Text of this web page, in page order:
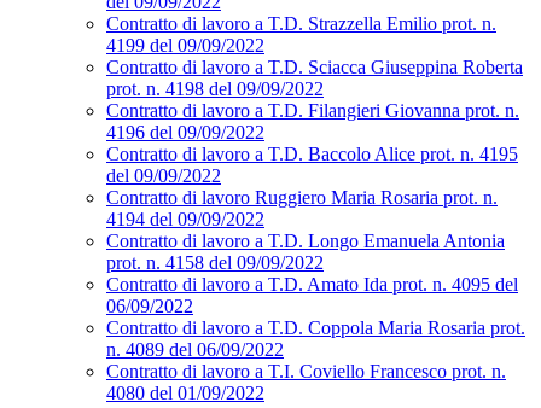
Contratto di lavoro a T.D. Strazzella Emilio prot. n.
4199 del 09/09/2022
Contratto di lavoro a T.D. Sciacca Giuseppina Roberta
prot. n. 4198 del 09/09/2022
Contratto di lavoro a T.D. Filangieri Giovanna prot. n.
4196 del 09/09/2022
Contratto di lavoro a T.D. Baccolo Alice prot. n. 4195
del 09/09/2022
Contratto di lavoro Ruggiero Maria Rosaria prot. n.
4194 del 09/09/2022
Contratto di lavoro a T.D. Longo Emanuela Antonia
prot. n. 4158 del 09/09/2022
Contratto di lavoro a T.D. Amato Ida prot. n. 4095 del
06/09/2022
Contratto di lavoro a T.D. Coppola Maria Rosaria prot.
n. 4089 del 06/09/2022
Contratto di lavoro a T.I. Coviello Francesco prot. n.
4080 del 01/09/2022